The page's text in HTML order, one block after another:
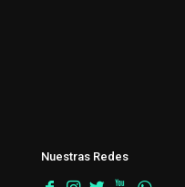
Nuestras Redes